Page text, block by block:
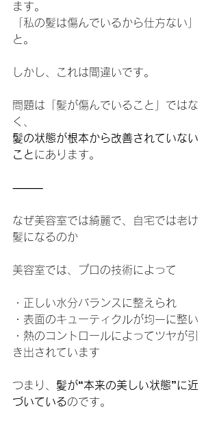
ます。
「私の髪は傷んでいるから仕方ない」
と。
しかし、これは間違いです。
問題は「髪が傷んでいること」ではな
く、
髪の状態が根本から改善されていない
こと にあります。
⸻
なぜ美容室では綺麗で、自宅では老け
髪になるのか
美容室では、プロの技術によって
・正しい水分バランスに整えられ
・表面のキューティクルが均一に整い
・熱のコントロールによってツヤが引
き出されています
つまり、 髪が“本来の美しい状態”に近
づいているのです。